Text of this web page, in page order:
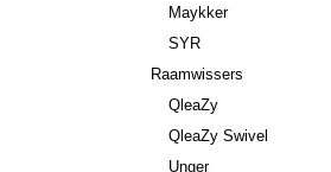
Maykker
SYR
Raamwissers
QleaZy
QleaZy Swivel
Unger